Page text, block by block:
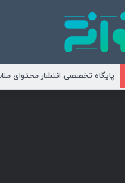
پایگاه تخصصی انتشار محتوای